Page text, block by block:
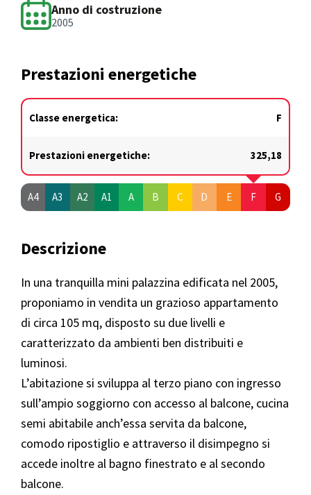
Anno di costruzione
2005
Prestazioni energetiche
Classe energetica: F
Prestazioni energetiche: 325,18
A4 A3 A2 A1 A B C D E F G
Descrizione
In una tranquilla mini palazzina edificata nel 2005,
proponiamo in vendita un grazioso appartamento
di circa 105 mq, disposto su due livelli e
caratterizzato da ambienti ben distribuiti e
luminosi.
L’abitazione si sviluppa al terzo piano con ingresso
sull’ampio soggiorno con accesso al balcone, cucina
semi abitabile anch’essa servita da balcone,
comodo ripostiglio e attraverso il disimpegno si
accede inoltre al bagno finestrato e al secondo
balcone.